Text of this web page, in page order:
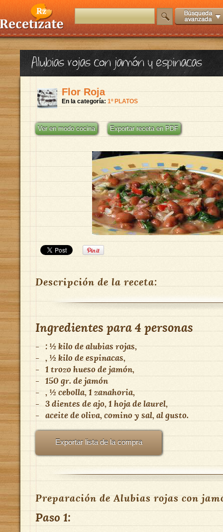
Alubias rojas con jamón y espinacas
Flor Roja
En la categoría: 1º PLATOS
Ver en modo cocina Exportar receta en PDF
Descripción de la receta:
Ingredientes para4 personas
- : ½ kilo de alubias rojas,
- , ½ kilo de espinacas,
- 1 trozo hueso de jamón,
- 150 gr. de jamón
- , ½ cebolla, 1 zanahoria,
- 3 dientes de ajo, 1 hoja de laurel,
- aceite de oliva, comino y sal, al gusto.
Exportar lista de la compra
Preparación de Alubias rojas con
Paso 1: